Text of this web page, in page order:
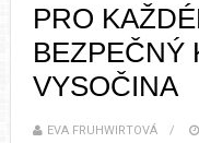
PRO
BEZPEČNÝ
VYSOČINA
EVA FRUHWIRTOVÁ